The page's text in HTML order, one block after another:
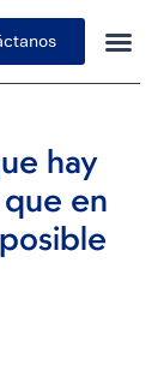
hay
en